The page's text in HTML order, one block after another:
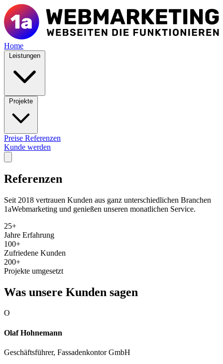
Home
Leistungen
Projekte
Preise Referenzen
Kunde werden
Referenzen
Seit 2018 vertrauen Kunden aus ganz unterschiedlichen Branchen
1aWebmarketing und genießen unseren monatlichen Service.
25+
Jahre Erfahrung
100+
Zufriedene Kunden
200+
Projekte umgesetzt
Was unsere Kunden sagen
O
Olaf Hohnemann
Geschäftsführer, Fassadenkontor GmbH